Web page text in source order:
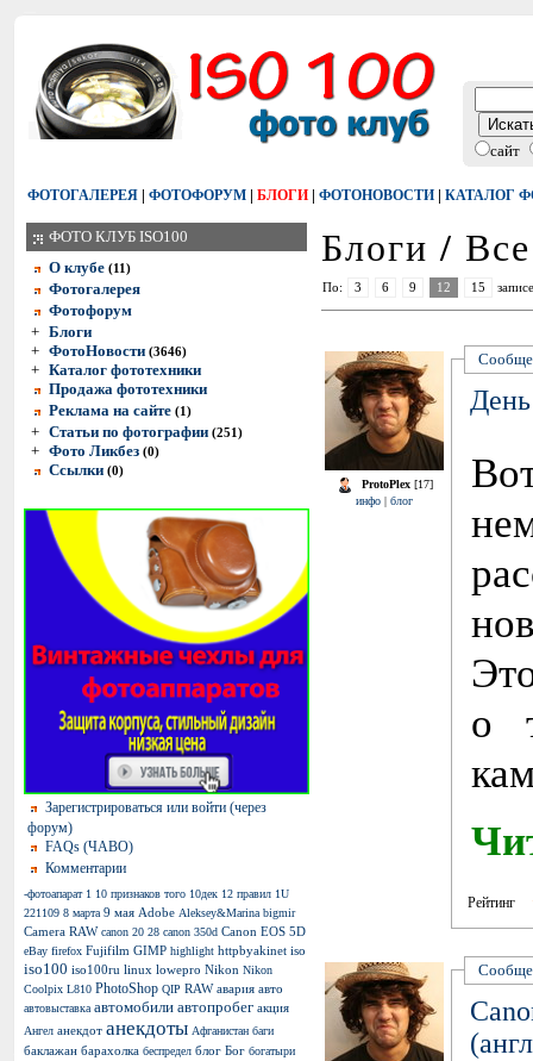
сайт
ФОТОГАЛЕРЕЯ | ФОТОФОРУМ | БЛОГИ | ФОТОНОВОСТИ | КАТАЛОГ
ФОТО КЛУБ ISO100
О клубе (11)
Фотогалерея
Фотофорум
+ Блоги
+ ФотоНовости (3646)
+ Каталог фототехники
Продажа фототехники
Реклама на сайте (1)
+ Статьи по фотографии (251)
+ Фото Ликбез (0)
Ссылки (0)
Зарегистрироваться или войти (через
форум)
FAQs (ЧАВО)
Комментарии
-фотоапарат 1 10 признаков того 10дек 12 правил 1U
221109 8 марта 9 мая Adobe Aleksey&Marina bigmir
Camera RAW canon 20 28 canon 350d Canon EOS 5D
eBay firefox Fujifilm GIMP highlight httpbyakinet iso
iso100 iso100ru linux lowepro Nikon Nikon
Coolpix L810 PhotoShop QIP RAW авария авто
автовыставка автомобили автопробег акция
Ангел анекдот анекдоты Афганистан баги
баклажан барахолка беспредел блог Бог богатыри
Блоги /
По: 3 6 9 12 15
ProtoPlex [17]
инфо | блог
о
Рейтинг